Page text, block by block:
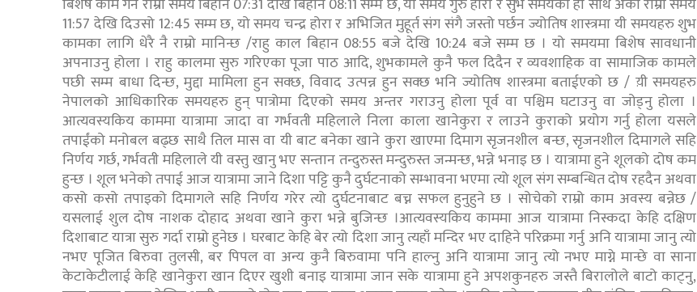
बिशेष काम गर्ने राम्रो समय बिहान 07:31 देखि बिहान 08:11 सम्म छ, यो समय गुरु होरा र सुभ समयको हो साथै अर्को राम्रो समय
11:57 देखि दिउसो 12:45 सम्म छ, यो समय चन्द्र होरा र अभिजित मुहूर्त संग संगै जस्तो पर्छन ज्योतिष शास्त्रमा यी समयहरु शुभ
कामका लागि धेरै नै राम्रो मानिन्छ /राहु काल बिहान 08:55 बजे देखि 10:24 बजे सम्म छ । यो समयमा बिशेष सावधानी
अपनाउनु होला । राहु कालमा सुरु गरिएका पूजा पाठ आदि, शुभकामले कुनै फल दिदैन र व्यवशाहिक वा सामाजिक कामले
पछी सम्म बाधा दिन्छ, मुद्दा मामिला हुन सक्छ, विवाद उत्पन्न हुन सक्छ भनि ज्योतिष शास्त्रमा बताईएको छ / य़ी समयहरु
नेपालको आधिकारिक समयहरु हुन् पात्रोमा दिएको समय अन्तर गराउनु होला पूर्व वा पश्चिम घटाउनु वा जोड्नु होला ।
आत्यवस्यकिय काममा यात्रामा जादा वा गर्भवती महिलाले निला काला खानेकुरा र लाउने कुराको प्रयोग गर्नु होला यसले
तपाईंको मनोबल बढ्छ साथै तिल मास वा यी बाट बनेका खाने कुरा खाएमा दिमाग सृजनशील बन्छ, सृजनशील दिमागले सहि
निर्णय गर्छ, गर्भवती महिलाले यी वस्तु खानु भए सन्तान तन्दुरुस्त मन्दुरुस्त जन्मन्छ, भन्ने भनाइ छ । यात्रामा हुने शूलको दोष कम
हुन्छ । शूल भनेको तपाई आज यात्रामा जाने दिशा पट्टि कुनै दुर्घटनाको सम्भावना भएमा त्यो शूल संग सम्बन्धित दोष रहदैन अथवा
कसो कसो तपाइको दिमागले सहि निर्णय गरेर त्यो दुर्घटनाबाट बच्न सफल हुनुहुने छ । सोचेको राम्रो काम अवस्य बन्नेछ /
यसलाई शुल दोष नाशक दोहाद अथवा खाने कुरा भन्ने बुजिन्छ ।आत्यवस्यकिय काममा आज यात्रामा निस्कदा केहि दक्षिण
दिशाबाट यात्रा सुरु गर्दा राम्रो हुनेछ । घरबाट केहि बेर त्यो दिशा जानु त्यहाँ मन्दिर भए दाहिने परिक्रमा गर्नु अनि यात्रामा जानु त्यो
नभए पूजित बिरुवा तुलसी, बर पिपल वा अन्य कुनै बिरुवामा पनि हाल्नु अनि यात्रामा जानु त्यो नभए माग्ने मान्छे वा साना
केटाकेटीलाई केहि खानेकुरा खान दिएर खुशी बनाइ यात्रामा जान सके यात्रामा हुने अपशकुनहरु जस्तै बिरालोले बाटो काट्नु,